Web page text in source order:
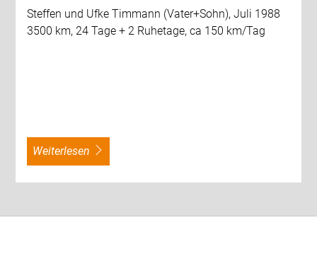
Steffen und Ufke Timmann (Vater+Sohn), Juli 1988
3500 km, 24 Tage + 2 Ruhetage, ca 150 km/Tag
weiterlesen